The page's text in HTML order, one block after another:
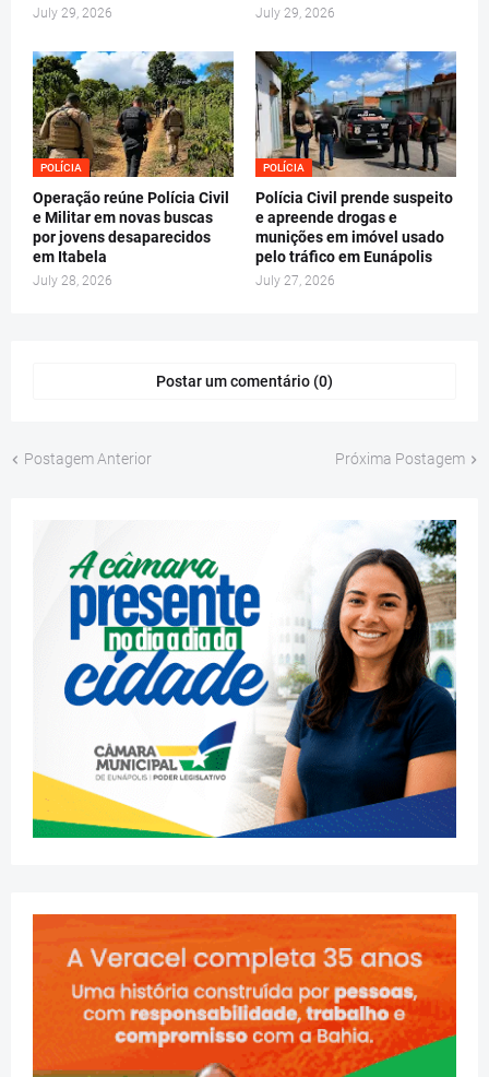
July 29, 2026 July 29, 2026
POLÍCIA
Operação reúne Polícia Civil
e Militar em novas buscas
por jovens desaparecidos
em Itabela
July 28, 2026
POLÍCIA
Polícia Civil prende suspeito
e apreende drogas e
munições em imóvel usado
pelo tráfico em Eunápolis
July 27, 2026
Postar um comentário (0)
Postagem Anterior Próxima Postagem